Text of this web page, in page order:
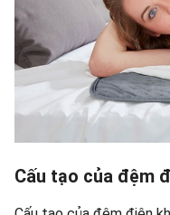
Cấu tạo của đệm